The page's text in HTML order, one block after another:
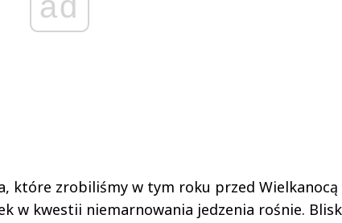
które zrobiliśmy w tym roku przed Wielkanocą
w kwestii niemarnowania jedzenia rośnie.